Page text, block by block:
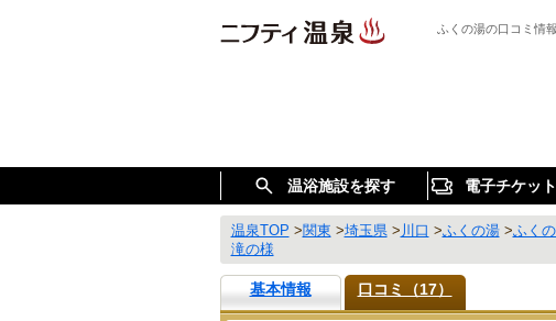
ふくの湯の口コミ情
温浴施設を探す 電子チケッ
温泉TOP >関東 >埼玉県> 川口 >ふくの湯>ふく
滝の様
基本情報 口コミ（17）